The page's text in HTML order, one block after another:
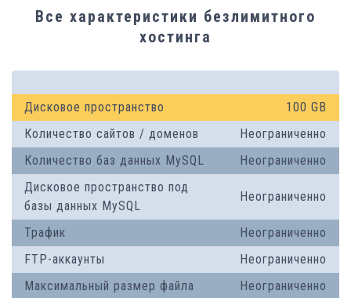
Все характеристики безлимитного
хостинга
Дисковое пространство
100 GB
Количество сайтов / доменов
Неограниченно
Количество баз данных MySQL
Неограниченно
Дисковое пространство под
базы данных MySQL
Неограниченно
Трафик
Неограниченно
FTP-аккаунты
Неограниченно
Максимальный размер файла
Неограниченно